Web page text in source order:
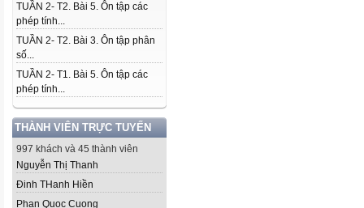
TUẦN 2- T2. Bài 5. Ôn tập các
phép tính...
TUẦN 2- T2. Bài 3. Ôn tập phân
số...
TUẦN 2- T1. Bài 5. Ôn tập các
phép tính...
THÀNH VIÊN TRỰC TUYẾN
997 khách và 45 thành viên
Nguyễn Thị Thanh
Đinh THanh Hiền
Phan Quoc Cuong